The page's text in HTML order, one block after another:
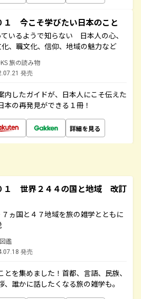
１ 今こそ学びたい日本のこと
ているようで知らない 日本人の心、
、職文化、信仰、地域の魅力など
旅の読み物
発売
内したガイドが、日本人にこそ伝えた
の再発見ができる１冊！
詳細を見る
１ 世界２４４の国と地域 改訂
７ヵ国と４７地域を旅の雑学とともに
鑑
発売
を集めました！首都、言語、民族、
誰かに話したくなる旅の雑学も。